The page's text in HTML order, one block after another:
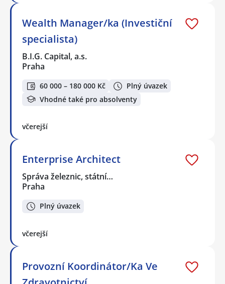
Wealth Manager/ka (Investiční
specialista)
B.I.G. Capital, a.s.
Praha
60 000 – 180 000 Kč
Plný úvazek
Vhodné také pro absolventy
včerejší
Enterprise Architect
Správa železnic, státní…
Praha
Plný úvazek
včerejší
Provozní Koordinátor/Ka Ve